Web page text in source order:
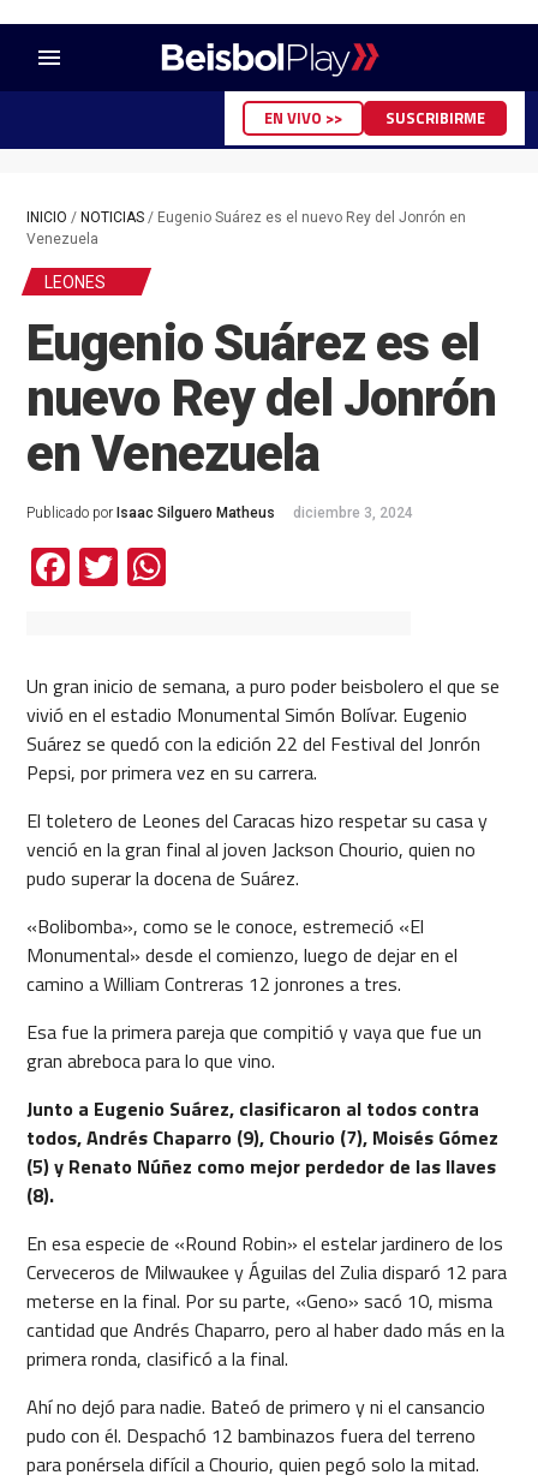
menu
EN VIVO >> SUSCRIBIRME
INICIO / NOTICIAS/ Eugenio Suárez es el nuevo Rey del Jonrón en
Venezuela
LEONES
Eugenio Suárez es el
nuevo Rey del Jonrón
en Venezuela
Publicado por Isaac Silguero Matheus diciembre 3, 2024
Facebook
TwitterWhatsApp
Un gran inicio de semana, a puro poder beisbolero el que se
vivió en el estadio Monumental Simón Bolívar. Eugenio
Suárez se quedó con la edición 22 del Festival del Jonrón
Pepsi, por primera vez en su carrera.
El toletero de Leones del Caracas hizo respetar su casa y
venció en la gran final al joven Jackson Chourio, quien no
pudo superar la docena de Suárez.
«Bolibomba», como se le conoce, estremeció «El
Monumental» desde el comienzo, luego de dejar en el
camino a William Contreras 12 jonrones a tres.
Esa fue la primera pareja que compitió y vaya que fue un
gran abreboca para lo que vino.
Junto a Eugenio Suárez, clasificaron al todos contra
todos, Andrés Chaparro (9), Chourio (7), Moisés Gómez
(5) y Renato Núñez como mejor perdedor de las llaves
(8).
En esa especie de «Round Robin» el estelar jardinero de los
Cerveceros de Milwaukee y Águilas del Zulia disparó 12 para
meterse en la final. Por su parte, «Geno» sacó 10, misma
cantidad que Andrés Chaparro, pero al haber dado más en la
primera ronda, clasificó a la final.
Ahí no dejó para nadie. Bateó de primero y ni el cansancio
pudo con él. Despachó 12 bambinazos fuera del terreno
para ponérsela difícil a Chourio, quien pegó solo la mitad.